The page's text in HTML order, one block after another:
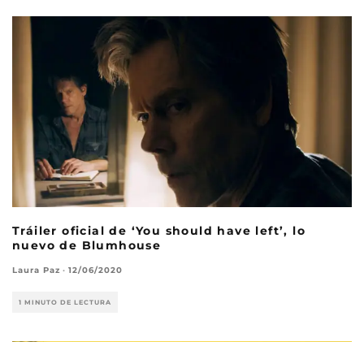
Tráiler oficial de ‘You should have left’, lo
nuevo de Blumhouse
Laura Paz · 12/06/2020
1 MINUTO DE LECTURA